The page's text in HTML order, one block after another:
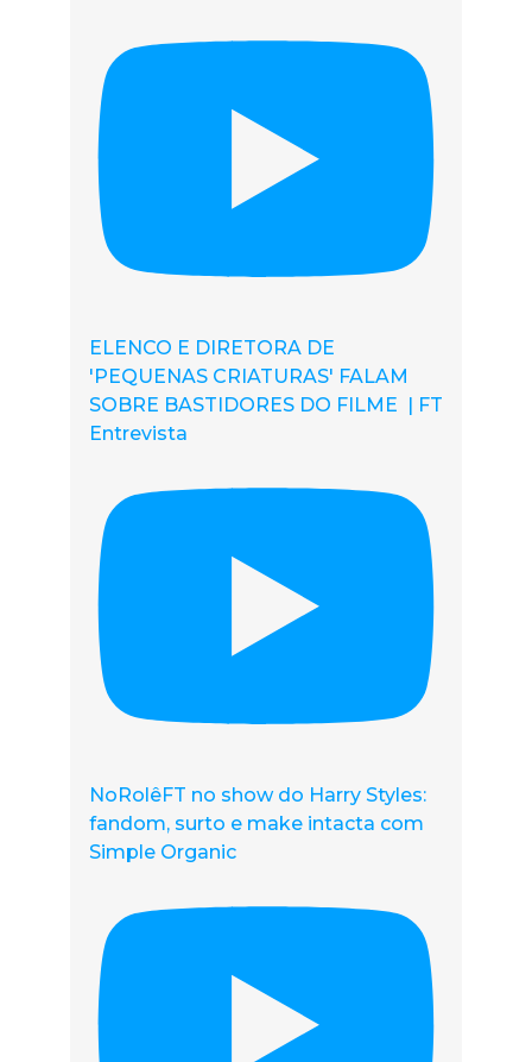
ELENCO E DIRETORA DE
'PEQUENAS CRIATURAS' FALAM
SOBRE BASTIDORES DO FILME | FT
Entrevista
NoRolêFT no show do Harry Styles:
fandom, surto e make intacta com
Simple Organic